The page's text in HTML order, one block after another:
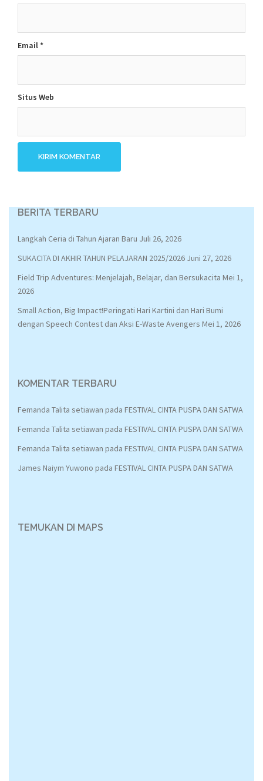
Email*
Situs Web
BERITA TERBARU
Langkah Ceria di Tahun Ajaran Baru Juli 26, 2026
SUKACITA DI AKHIR TAHUN PELAJARAN 2025/2026 Juni 27, 2026
Field Trip Adventures: Menjelajah, Belajar, dan Bersukacita Mei 1,
2026
Small Action, Big Impact!Peringati Hari Kartini dan Hari Bumi
dengan Speech Contest dan Aksi E-Waste Avengers Mei 1, 2026
KOMENTAR TERBARU
Femanda Talita setiawan pada FESTIVAL CINTA PUSPA DAN SATWA
Femanda Talita setiawan pada FESTIVAL CINTA PUSPA DAN SATWA
Femanda Talita setiawan pada FESTIVAL CINTA PUSPA DAN SATWA
James Naiym Yuwono pada FESTIVAL CINTA PUSPA DAN SATWA
TEMUKAN DI MAPS